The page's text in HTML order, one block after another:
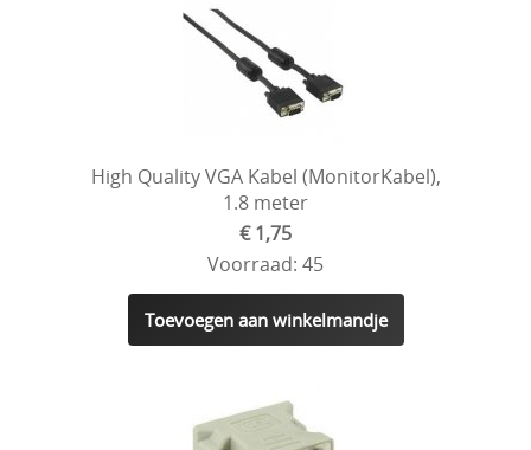
High Quality VGA Kabel (MonitorKabel),
1.8 meter
€ 1,75
Voorraad: 45
Toevoegen aan winkelmandje